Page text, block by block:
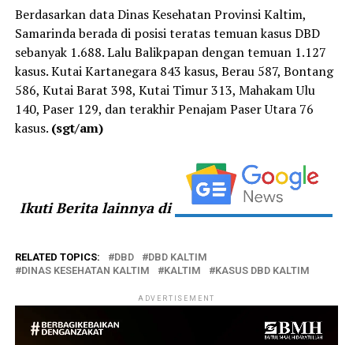
Berdasarkan data Dinas Kesehatan Provinsi Kaltim,
Samarinda berada di posisi teratas temuan kasus DBD
sebanyak 1.688. Lalu Balikpapan dengan temuan 1.127
kasus. Kutai Kartanegara 843 kasus, Berau 587, Bontang
586, Kutai Barat 398, Kutai Timur 313, Mahakam Ulu
140, Paser 129, dan terakhir Penajam Paser Utara 76
kasus. (sgt/am)
Ikuti Berita lainnya di
RELATED TOPICS: DBD
DBD KALTIM
DINAS KESEHATAN KALTIM
KALTIM KASUS DBD KALTIM
ADVERTISEMENT